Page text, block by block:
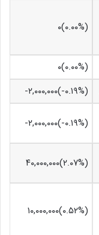
(۰.۰۰%)۰
(۰.۰۰%)۰
(‎-۰.۱۹%‏)‎-۲,۰۰۰,۰۰۰‏
(‎-۰.۱۹%‏)‎-۲,۰۰۰,۰۰۰‏
(‎۲.۰۷%‏)‎۴۰,۰۰۰,۰۰۰‏
(‎۰.۵۲%‏)‎۱۰,۰۰۰,۰۰۰‏